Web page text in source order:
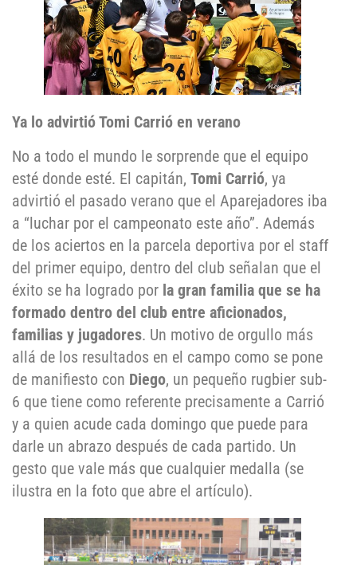
Ya lo advirtió Tomi Carrió en verano
No a todo el mundo le sorprende que el equipo
esté donde esté. El capitán, Tomi Carrió, ya
advirtió el pasado verano que el Aparejadores iba
a “luchar por el campeonato este año”. Además
de los aciertos en la parcela deportiva por el staff
del primer equipo, dentro del club señalan que el
éxito se ha logrado por la gran familia que se ha
formado dentro del club entre aficionados,
familias y jugadores. Un motivo de orgullo más
allá de los resultados en el campo como se pone
de manifiesto con Diego, un pequeño rugbier sub-
6 que tiene como referente precisamente a Carrió
y a quien acude cada domingo que puede para
darle un abrazo después de cada partido. Un
gesto que vale más que cualquier medalla (se
ilustra en la foto que abre el artículo).